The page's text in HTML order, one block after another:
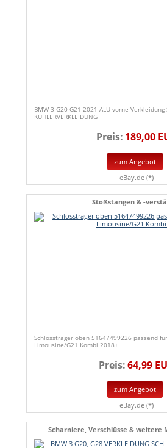
BMW 3 G20 G21 2021 ALU vorne
KÜHLERVERKLEIDUNG
Preis: 189,00
zum Angebot
eBay.de (*)
Stoßstangen & -
Schlossträger oben 51647499226 passend
Limousine/G21 Kombi 2018+
Preis:64,99
zum Angebot
eBay.de (*)
Scharniere, Verschlüsse & weitere